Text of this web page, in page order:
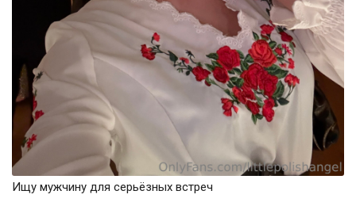
Ищу мужчину для серьёзных встреч